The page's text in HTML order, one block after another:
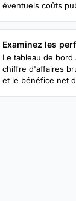
éventuels coûts
Examinez les
Le tableau de
chiffre d'affaires
et le bénéfice net